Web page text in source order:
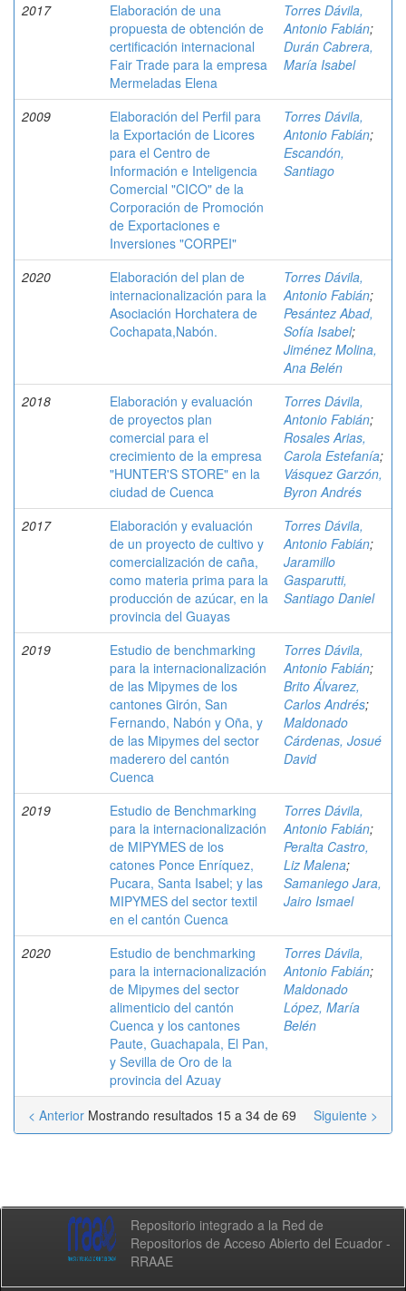
2017
Elaboración de una
propuesta de obtención de
certificación internacional
Fair Trade para la empresa
Mermeladas Elena
Torres Dávila,
Antonio Fabián;
Durán Cabrera,
María Isabel
2009
Elaboración del Perfil para
la Exportación de Licores
para el Centro de
Información e Inteligencia
Comercial "CICO" de la
Corporación de Promoción
de Exportaciones e
Inversiones "CORPEI"
Torres Dávila,
Antonio Fabián;
Escandón,
Santiago
2020
Elaboración del plan de
internacionalización para la
Asociación Horchatera de
Cochapata,Nabón.
Torres Dávila,
Antonio Fabián;
Pesántez Abad,
Sofía Isabel;
Jiménez Molina,
Ana Belén
2018
Elaboración y evaluación
de proyectos plan
comercial para el
crecimiento de la empresa
"HUNTER'S STORE" en la
ciudad de Cuenca
Torres Dávila,
Antonio Fabián;
Rosales Arias,
Carola Estefanía;
Vásquez Garzón,
Byron Andrés
2017
Elaboración y evaluación
de un proyecto de cultivo y
comercialización de caña,
como materia prima para la
producción de azúcar, en la
provincia del Guayas
Torres Dávila,
Antonio Fabián;
Jaramillo
Gasparutti,
Santiago Daniel
2019
Estudio de benchmarking
para la internacionalización
de las Mipymes de los
cantones Girón, San
Fernando, Nabón y Oña, y
de las Mipymes del sector
maderero del cantón
Cuenca
Torres Dávila,
Antonio Fabián;
Brito Álvarez,
Carlos Andrés;
Maldonado
Cárdenas, Josué
David
2019
Estudio de Benchmarking
para la internacionalización
de MIPYMES de los
catones Ponce Enríquez,
Pucara, Santa Isabel; y las
MIPYMES del sector textil
en el cantón Cuenca
Torres Dávila,
Antonio Fabián;
Peralta Castro,
Liz Malena;
Samaniego Jara,
Jairo Ismael
2020
Estudio de benchmarking
para la internacionalización
de Mipymes del sector
alimenticio del cantón
Cuenca y los cantones
Paute, Guachapala, El Pan,
y Sevilla de Oro de la
provincia del Azuay
Torres Dávila,
Antonio Fabián;
Maldonado
López, María
Belén
Mostrando resultados 15 a 34 de 69
< Anterior Siguiente >
Repositorio integrado a la Red de
Repositorios de Acceso Abierto del Ecuador -
RRAAE